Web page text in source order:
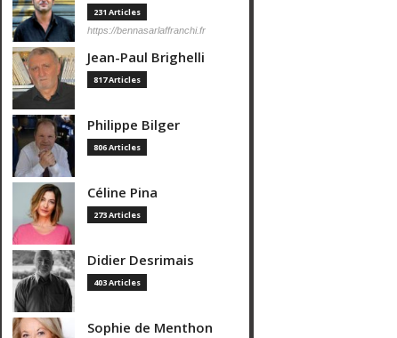
231 Articles
https://bennasarlaffranchi.fr
Jean-Paul Brighelli
817 Articles
Philippe Bilger
806 Articles
Céline Pina
273 Articles
Didier Desrimais
403 Articles
Sophie de Menthon